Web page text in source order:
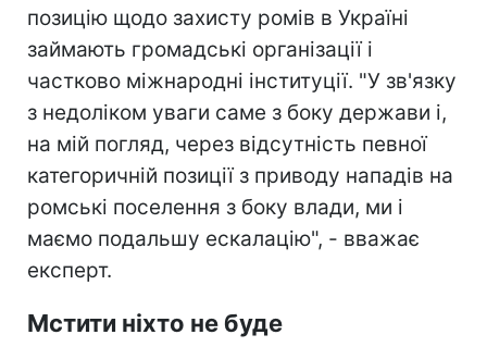
позицію щодо захисту ромів в Україні
займають громадські організації і
частково міжнародні інституції. "У зв'язку
з недоліком уваги саме з боку держави і,
на мій погляд, через відсутність певної
категоричній позиції з приводу нападів на
ромські поселення з боку влади, ми і
маємо подальшу ескалацію", - вважає
експерт.
Мстити ніхто не буде